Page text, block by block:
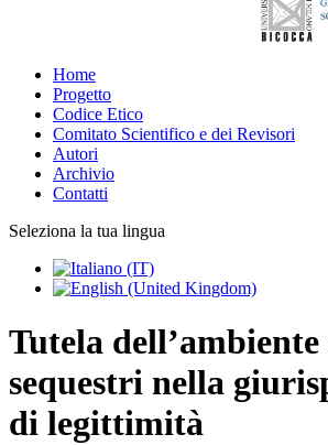
Home
Progetto
Codice Etico
Comitato Scientifico e dei Revisori
Autori
Archivio
Contatti
Seleziona la tua lingua
Tutela dell’ambiente
sequestri nella
di legittimità